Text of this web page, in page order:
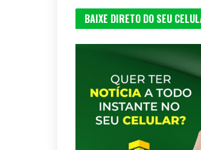
BAIXE DIRETO DO SEU